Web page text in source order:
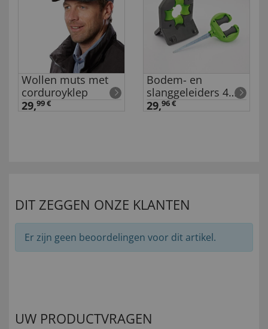
Wollen muts met
corduroyklep
29,99 €
Bodem- en
slanggeleiders 4
stuks
29,96 €
DIT ZEGGEN ONZE KLANTEN
Er zijn geen beoordelingen voor dit artikel.
UW PRODUCTVRAGEN